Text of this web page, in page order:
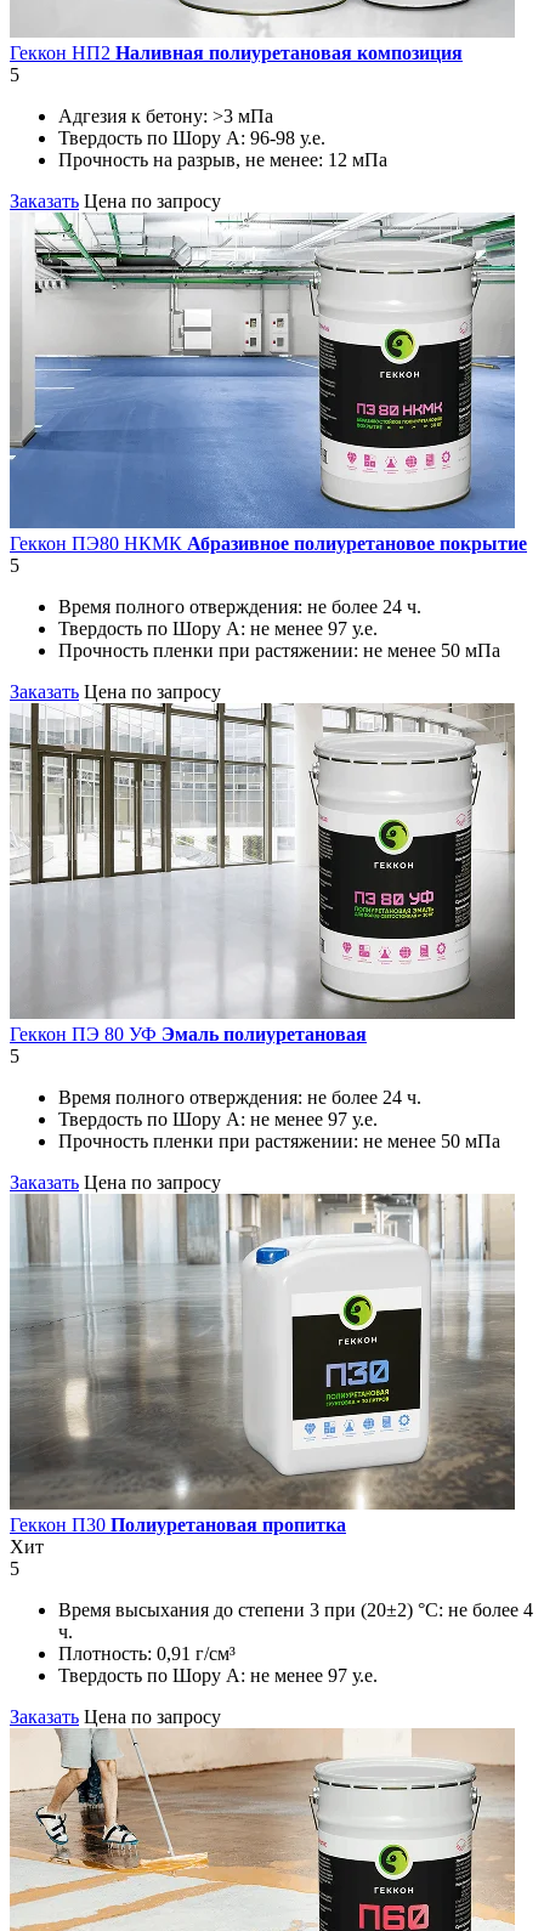
Геккон НП2 Наливная полиуретановая композиция
5
Адгезия к бетону: >3 мПа
Твердость по Шору А: 96-98 у.е.
Прочность на разрыв, не менее: 12 мПа
Заказать Цена по запросу
Геккон ПЭ80 НКМК Абразивное полиуретановое покрытие
5
Время полного отверждения: не более 24 ч.
Твердость по Шору А: не менее 97 у.е.
Прочность пленки при растяжении: не менее 50 мПа
Заказать Цена по запросу
Геккон ПЭ 80 УФ Эмаль полиуретановая
5
Время полного отверждения: не более 24 ч.
Твердость по Шору А: не менее 97 у.е.
Прочность пленки при растяжении: не менее 50 мПа
Заказать Цена по запросу
Геккон П30 Полиуретановая пропитка
Хит
5
Время высыхания до степени 3 при (20±2) °С: не более 4
ч.
Плотность: 0,91 г/см³
Твердость по Шору А: не менее 97 у.е.
Заказать Цена по запросу